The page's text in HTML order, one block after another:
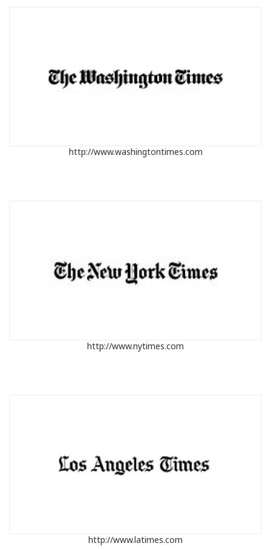
http://www.washingtontimes.com
http://www.nytimes.com
http://www.latimes.com